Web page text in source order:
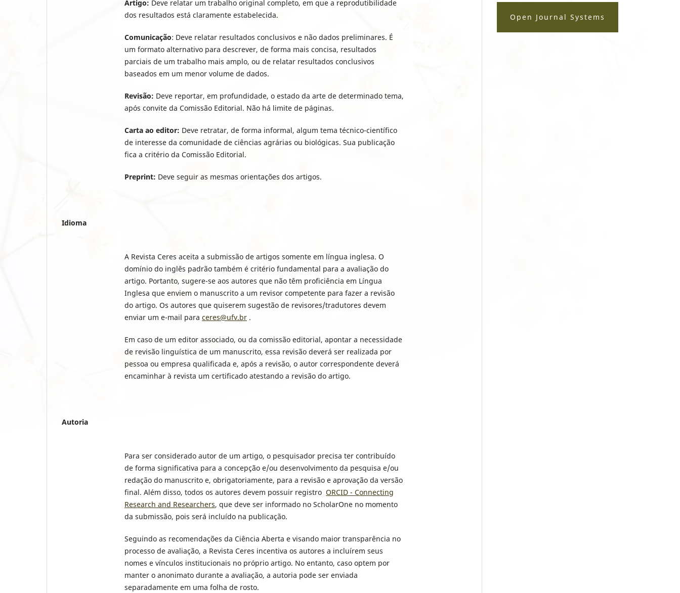
Artigo: Deve relatar um trabalho original completo, em que a reprodutibilidade
dos resultados está claramente estabelecida.
Comunicação: Deve relatar resultados conclusivos e não dados preliminares. É
um formato alternativo para descrever, de forma mais concisa, resultados
parciais de um trabalho mais amplo, ou de relatar resultados conclusivos
baseados em um menor volume de dados.
Revisão: Deve reportar, em profundidade, o estado da arte de determinado tema,
após convite da Comissão Editorial. Não há limite de páginas.
Carta ao editor: Deve retratar, de forma informal, algum tema técnico-científico
de interesse da comunidade de ciências agrárias ou biológicas. Sua publicação
fica a critério da Comissão Editorial.
Preprint: Deve seguir as mesmas orientações dos artigos.
Idioma
A Revista Ceres aceita a submissão de artigos somente em língua inglesa. O
domínio do inglês padrão também é critério fundamental para a avaliação do
artigo. Portanto, sugere-se aos autores que não têm proficiência em Língua
Inglesa que enviem o manuscrito a um revisor competente para fazer a revisão
do artigo. Os autores que quiserem sugestão de revisores/tradutores devem
enviar um e-mail para ceres@ufv.br .
Em caso de um editor associado, ou da comissão editorial, apontar a necessidade
de revisão linguística de um manuscrito, essa revisão deverá ser realizada por
pessoa ou empresa qualificada e, após a revisão, o autor correspondente deverá
encaminhar à revista um certificado atestando a revisão do artigo.
Autoria
Para ser considerado autor de um artigo, o pesquisador precisa ter contribuído
de forma significativa para a concepção e/ou desenvolvimento da pesquisa e/ou
redação do manuscrito e, obrigatoriamente, para a revisão e aprovação da versão
final. Além disso, todos os autores devem possuir registro ORCID - Connecting
Research and Researchers, que deve ser informado no ScholarOne no momento
da submissão, pois será incluído na publicação.
Seguindo as recomendações da Ciência Aberta e visando maior transparência no
processo de avaliação, a Revista Ceres incentiva os autores a incluírem seus
nomes e vínculos institucionais no próprio artigo. No entanto, caso optem por
manter o anonimato durante a avaliação, a autoria pode ser enviada
separadamente em uma folha de rosto.
Open Journal Systems